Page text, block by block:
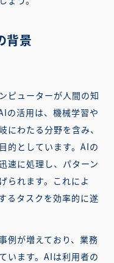
背景
ピューターが人間の知
の活用は、機械学習や
にわたる分野を含み、
的としています。AIの
速に処理し、パターン
られます。これによ
るタスクを効率的に遂
例が増えており、業務
います。AIは利用者の